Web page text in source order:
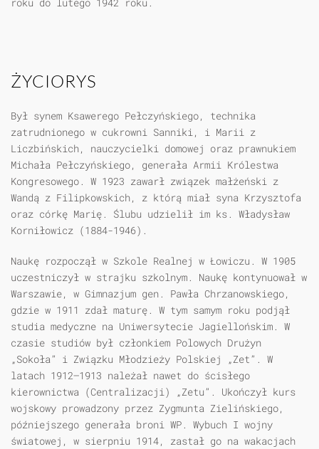
ŻYCIORYS
Był synem Ksawerego Pełczyńskiego, technika
zatrudnionego w cukrowni Sanniki, i Marii z
Liczbińskich, nauczycielki domowej oraz prawnukiem
Michała Pełczyńskiego, generała Armii Królestwa
Kongresowego. W 1923 zawarł związek małżeński z
Wandą z Filipkowskich, z którą miał syna Krzysztofa
oraz córkę Marię. Ślubu udzielił im ks. Władysław
Korniłowicz (1884-1946).
Naukę rozpoczął w Szkole Realnej w Łowiczu. W 1905
uczestniczył w strajku szkolnym. Naukę kontynuował w
Warszawie, w Gimnazjum gen. Pawła Chrzanowskiego,
gdzie w 1911 zdał maturę. W tym samym roku podjął
studia medyczne na Uniwersytecie Jagiellońskim. W
czasie studiów był członkiem Polowych Drużyn
„Sokoła” i Związku Młodzieży Polskiej „Zet”. W
latach 1912–1913 należał nawet do ścisłego
kierownictwa (Centralizacji) „Zetu”. Ukończył kurs
wojskowy prowadzony przez Zygmunta Zielińskiego,
późniejszego generała broni WP. Wybuch I wojny
światowej, w sierpniu 1914, zastał go na wakacjach